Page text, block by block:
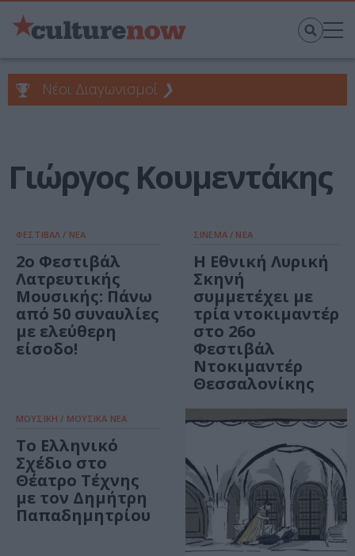
Νέοι Διαγωνισμοί ❯
Γιώργος Κουμεντάκης
ΦΕΣΤΙΒΑΛ / ΝΕΑ
2ο Φεστιβάλ
Λατρευτικής
Μουσικής: Πάνω
από 50 συναυλίες
με ελεύθερη
είσοδο!
ΣΙΝΕΜΑ / ΝΕΑ
Η Εθνική Λυρική
Σκηνή
συμμετέχει με
τρία ντοκιμαντέρ
στο 26ο
Φεστιβάλ
Ντοκιμαντέρ
Θεσσαλονίκης
ΜΟΥΣΙΚΗ / ΜΟΥΣΙΚΑ ΝΕΑ
Το Ελληνικό
Σχέδιο στο
Θέατρο Τέχνης
με τον Δημήτρη
Παπαδημητρίου